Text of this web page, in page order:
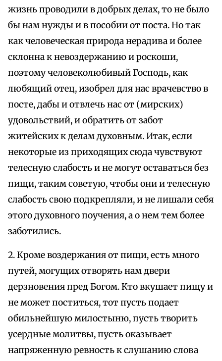
жизнь проводили в добрых делах, то не было
бы нам нужды и в пособии от поста. Но так
как человеческая природа нерадива и более
склонна к невоздержанию и роскоши,
поэтому человеколюбивый Господь, как
любящий отец, изобрел для нас врачевство в
посте, дабы и отвлечь нас от (мирских)
удовольствий, и обратить от забот
житейских к делам духовным. Итак, если
некоторые из приходящих сюда чувствуют
телесную слабость и не могут оставаться без
пищи, таким советую, чтобы они и телесную
слабость свою подкрепляли, и не лишали себя
этого духовного поучения, а о нем тем более
заботились.
2. Кроме воздержания от пищи, есть много
путей, могущих отворять нам двери
дерзновения пред Богом. Кто вкушает пищу и
не может поститься, тот пусть подает
обильнейшую милостыню, пусть творить
усердные молитвы, пусть оказывает
напряженную ревность к слушанию слова